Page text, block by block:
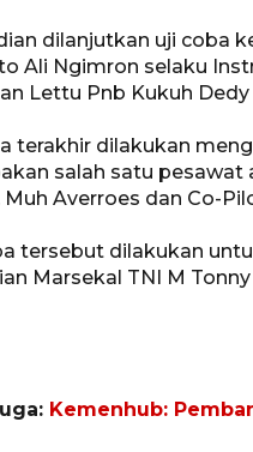
dilanjutkan uji coba
Ali Ngimron selaku
Lettu Pnb Kukuh
terakhir dilakukan
salah satu pesawat
Muh Averroes dan Co-
tersebut dilakukan
Marsekal TNI M
Kemenhub: